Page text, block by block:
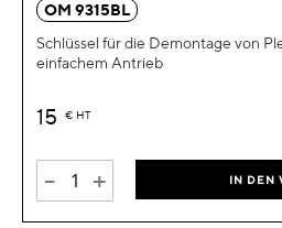
OM 9315BL
Schlüssel für die Demontage von
einfachem Antrieb
15 € HT
- + IN DEN